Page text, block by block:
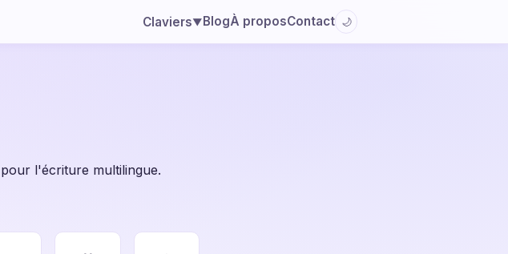
Claviers▼BlogÀ proposContact 🌙
l'écriture multilingue.